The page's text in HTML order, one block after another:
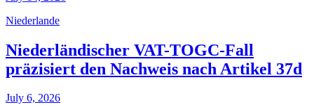
Niederlande
Niederländischer VAT-TOGC-Fall
präzisiert den Nachweis nach Artikel 37d
July 6, 2026